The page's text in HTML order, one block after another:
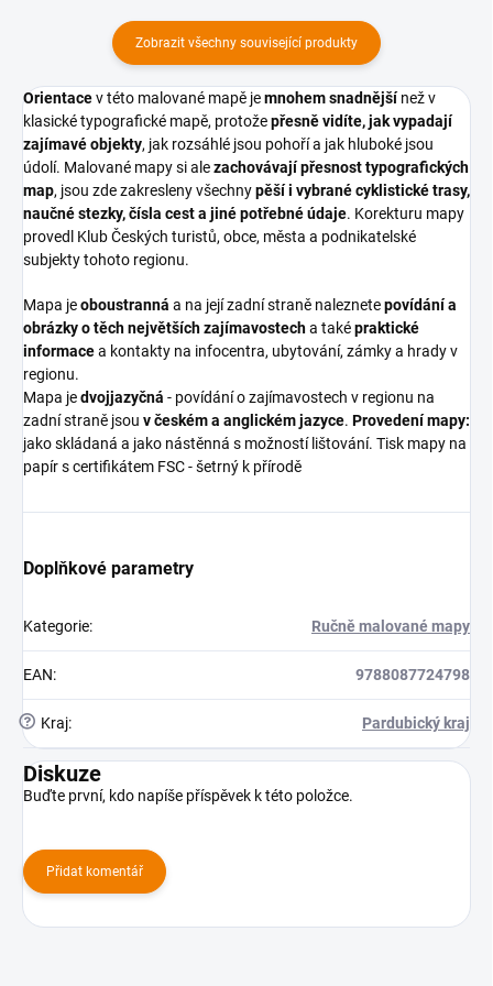
Zobrazit všechny související produkty
Orientacev této malované mapě jemnohem snadnějšínež v
klasické typografické mapě, protožepřesně vidíte, jak vypadají
zajímavé objekty, jak rozsáhlé jsou pohoří a jak hluboké jsou
údolí. Malované mapy si alezachovávají přesnost typografických
map, jsou zde zakresleny všechnypěší i vybrané cyklistické trasy,
naučné stezky, čísla cest a jiné potřebné údaje. Korekturu mapy
provedl Klub Českých turistů, obce, města a podnikatelské
subjekty tohoto regionu.
Mapa jeoboustranná a na její zadní straně naleznetepovídání a
obrázky o těch největších zajímavostecha taképraktické
informacea kontakty na infocentra, ubytování, zámky a hrady v
regionu.
Mapa jedvojjazyčná - povídání o zajímavostech v regionu na
zadní straně jsou v českém a anglickém jazyce. Provedení mapy:
jako skládaná a jako nástěnná s možností lištování. Tisk mapy na
papír s certifikátem FSC - šetrný k přírodě
Doplňkové parametry
Kategorie: Ručně malované mapy
EAN: 9788087724798
? Kraj: Pardubický kraj
Diskuze
Buďte první, kdo napíše příspěvek k této položce.
Přidat komentář